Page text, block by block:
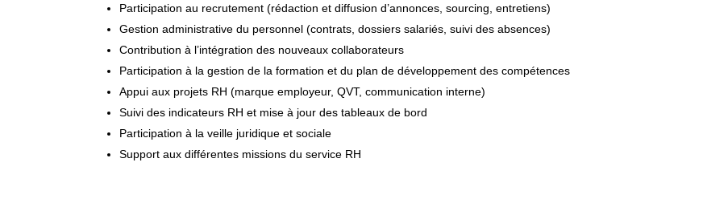
Participation au recrutement (rédaction et diffusion d’annonces, sourcing, entretiens)
Gestion administrative du personnel (contrats, dossiers salariés, suivi des absences)
Contribution à l’intégration des nouveaux collaborateurs
Participation à la gestion de la formation et du plan de développement des compétences
Appui aux projets RH (marque employeur, QVT, communication interne)
Suivi des indicateurs RH et mise à jour des tableaux de bord
Participation à la veille juridique et sociale
Support aux différentes missions du service RH